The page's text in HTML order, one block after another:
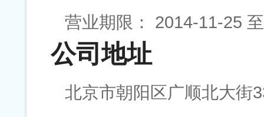
营业期限： 2014-11-25
公司地址
北京市朝阳区广顺北大街